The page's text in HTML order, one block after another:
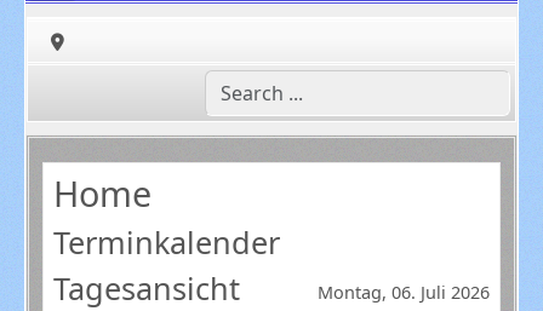
Home
Terminkalender
Tagesansicht
Montag, 06. Juli 2026